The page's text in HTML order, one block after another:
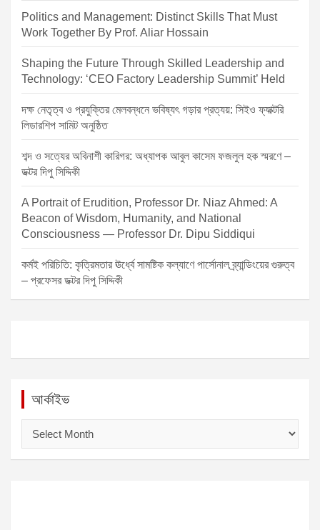
Politics and Management: Distinct Skills That Must
Work Together By Prof. Aliar Hossain
Shaping the Future Through Skilled Leadership and
Technology: ‘CEO Factory Leadership Summit’ Held
দক্ষ নেতৃত্ব ও প্রযুক্তির মেলবন্ধনে ভবিষ্যৎ গড়ার প্রত্যয়: সিইও ফ্যাক্টরি
লিডারশিপ সামিট অনুষ্ঠিত
শব্দ ও সত্যের অবিনাশী কারিগর: অধ্যাপক আবুল কাসেম ফজলুল হক স্মরণে –
ডক্টর দিপু সিদ্দিকী
A Portrait of Erudition, Professor Dr. Niaz Ahmed: A
Beacon of Wisdom, Humanity, and National
Consciousness — Professor Dr. Dipu Siddiqui
কর্মই পরিচিতি: কৃত্রিমতার ঊর্ধ্বে সামষ্টিক কল্যাণে পার্সোনাল ব্র্যান্ডিংয়ের গুরুত্ব
– প্রফেসর ডক্টর দিপু সিদ্দিকী
আর্কাইভ
ই